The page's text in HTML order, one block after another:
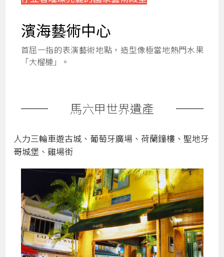
濱海藝術中心
首屈一指的表演藝術地點，造型像極當地熱門水果
「大榴槤」。
馬六甲世界遺產
人力三輪車遊古城、葡萄牙廣場、荷蘭鐘樓、聖地牙
哥城堡、雞場街